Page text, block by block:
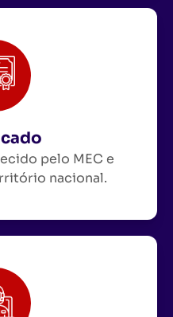
pelo MEC e
nacional.